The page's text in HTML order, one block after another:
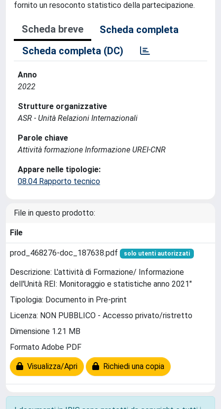
fornito un resoconto statistico della partecipazione.
Scheda breve
Scheda completa
Scheda completa (DC)
Anno
2022
Strutture organizzative
ASR - Unità Relazioni Internazionali
Parole chiave
Attività formazione Informazione UREI-CNR
Appare nelle tipologie:
08.04 Rapporto tecnico
File in questo prodotto:
File
prod_468276-doc_187638.pdf solo utenti autorizzati
Descrizione: L'attività di Formazione/ Informazione
dell'Unità REI: Monitoraggio e statistiche anno 2021"
Tipologia: Documento in Pre-print
Licenza: NON PUBBLICO - Accesso privato/ristretto
Dimensione 1.21 MB
Formato Adobe PDF
Visualizza/Apri Richiedi una copia